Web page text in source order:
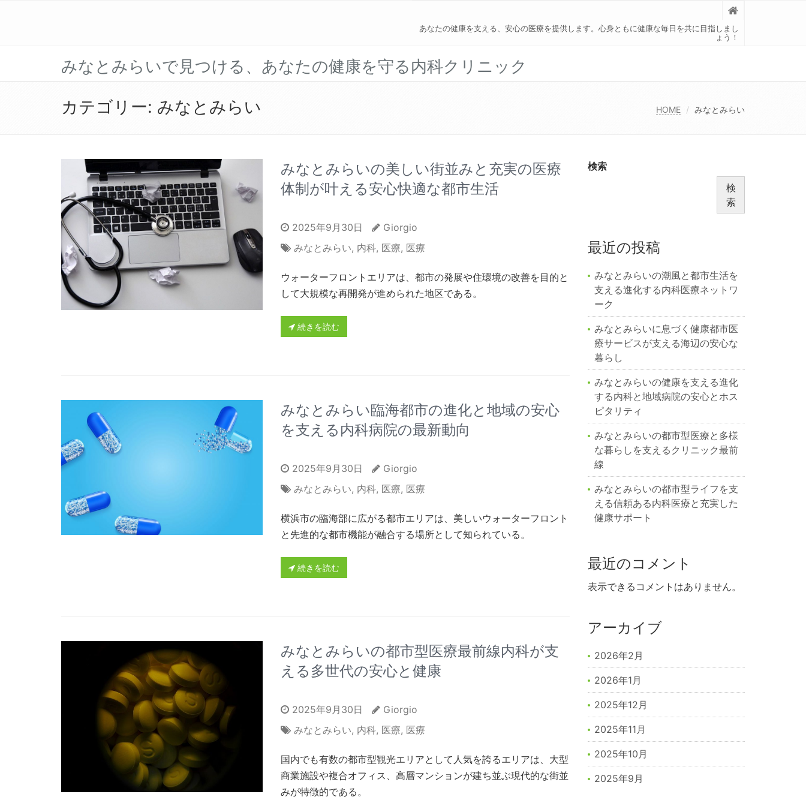
あなたの健康を支える、安心の医療を提供します。心身ともに健康な毎日を共に目指しまし
ょう！
みなとみらいで見つける、あなたの健康を守る内科クリニック
カテゴリー: みなとみらい HOME みなとみらい
みなとみらいの美しい街並みと充実の医療
体制が叶える安心快適な都市生活
2025年9月30日
Giorgio
みなとみらい, 内科, 医療, 医療
ウォーターフロントエリアは、都市の発展や住環境の改善を目的と
して大規模な再開発が進められた地区である。
続きを読む
みなとみらい臨海都市の進化と地域の安心
を支える内科病院の最新動向
2025年9月30日
Giorgio
みなとみらい, 内科, 医療, 医療
横浜市の臨海部に広がる都市エリアは、美しいウォーターフロント
と先進的な都市機能が融合する場所として知られている。
続きを読む
みなとみらいの都市型医療最前線内科が支
える多世代の安心と健康
2025年9月30日
Giorgio
みなとみらい, 内科, 医療, 医療
国内でも有数の都市型観光エリアとして人気を誇るエリアは、大型
商業施設や複合オフィス、高層マンションが建ち並ぶ現代的な街並
みが特徴的である。
検索
検
索
最近の投稿
みなとみらいの潮風と都市生活を
支える進化する内科医療ネットワ
ーク
みなとみらいに息づく健康都市医
療サービスが支える海辺の安心な
暮らし
みなとみらいの健康を支える進化
する内科と地域病院の安心とホス
ピタリティ
みなとみらいの都市型医療と多様
な暮らしを支えるクリニック最前
線
みなとみらいの都市型ライフを支
える信頼ある内科医療と充実した
健康サポート
最近のコメント
表示できるコメントはありません。
アーカイブ
2026年2月
2026年1月
2025年12月
2025年11月
2025年10月
2025年9月